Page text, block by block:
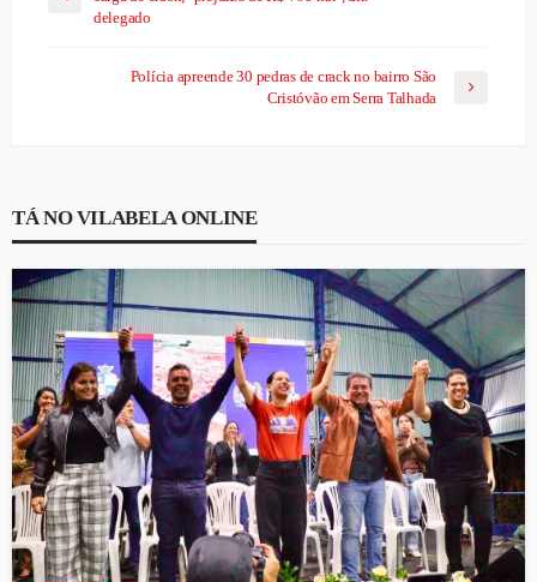
delegado
Polícia apreende 30 pedras de crack no bairro São
Cristóvão em Serra Talhada
TÁ NO VILABELA ONLINE